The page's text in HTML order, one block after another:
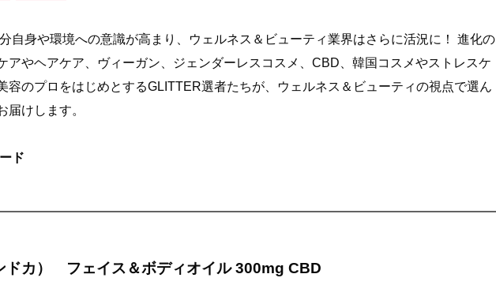
自身や環境への意識が高まり、ウェルネス＆ビューティ業界はさらに活況に！ 進化の
アやヘアケア、ヴィーガン、ジェンダーレスコスメ、CBD、韓国コスメやストレスケ
容のプロをはじめとするGLITTER選者たちが、ウェルネス＆ビューティの視点で選ん
届けします。
ド
ドカ） フェイス＆ボディオイル 300mg CBD